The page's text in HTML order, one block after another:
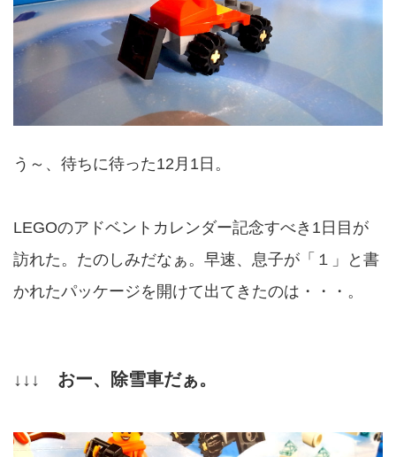
う～、待ちに待った12月1日。
LEGOのアドベントカレンダー記念すべき1日目が
訪れた。たのしみだなぁ。早速、息子が「１」と書
かれたパッケージを開けて出てきたのは・・・。
↓↓↓ おー、除雪車だぁ。